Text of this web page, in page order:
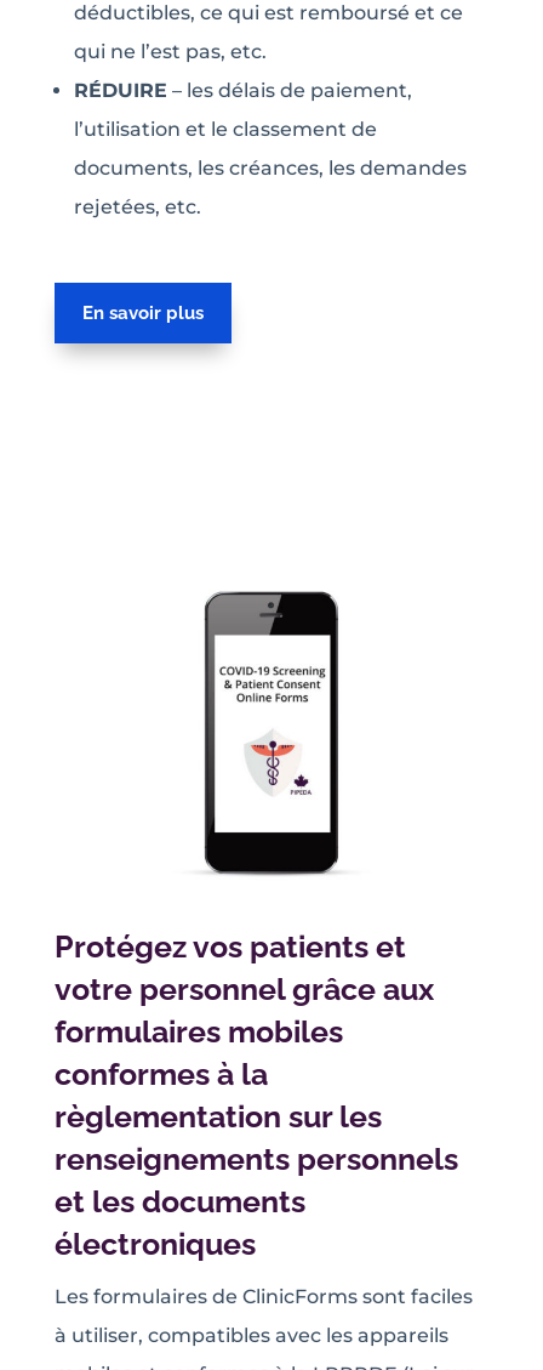
déductibles, ce qui est remboursé et ce
qui ne l’est pas, etc.
RÉDUIRE – les délais de paiement,
l’utilisation et le classement de
documents, les créances, les demandes
rejetées, etc.
En savoir plus
Protégez vos patients et
votre personnel grâce aux
formulaires mobiles
conformes à la
règlementation sur les
renseignements personnels
et les documents
électroniques
Les formulaires de ClinicForms sont faciles
à utiliser, compatibles avec les appareils